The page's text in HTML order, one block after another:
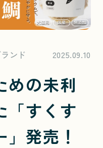
ンド 2025.09.10
めの未利
「すくす
発売！